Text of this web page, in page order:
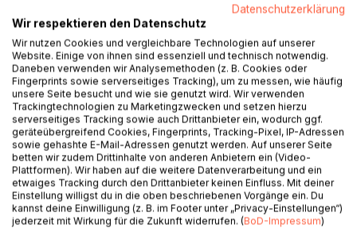
Stell dir vor, du hast Pech! - Zum Glück.
Die Buchhändlerin Elisa ist nicht abergläubisch. Doch seit
sie aus Versehen den attraktiven Schornsteinfeger zu Fall
gebracht hat, geht in ihrem Leben einiges schief. Nachdem
ihr eine Wahrsagerin auf einer vorweihnachtlichen Party
eine tiefschwarze Aura bescheinigt und furchtbares Pech
prophezeit, wird ihr klar: Sie muss den Mann aufsuchen und
ihn um Verzeihung bitten.
Das ist allerdings gar nicht so einfach. Denn der
Schornsteinfeger hat sich über Weihnachten in die
Abgeschiedenheit der Berge zurückgezogen und ist
Datenschutzerklärung
Wir respektieren den Datenschutz
Wir nutzen Cookies und vergleichbare Technologien auf unserer
Website. Einige von ihnen sind essenziell und technisch notwendig.
Daneben verwenden wir Analysemethoden (z. B. Cookies oder
Fingerprints sowie serverseitiges Tracking), um zu messen, wie häufig
unsere Seite besucht und wie sie genutzt wird. Wir verwenden
Trackingtechnologien zu Marketingzwecken und setzen hierzu
serverseitiges Tracking sowie auch Drittanbieter ein, wodurch ggf.
geräteübergreifend Cookies, Fingerprints, Tracking-Pixel, IP-Adressen
sowie gehashte E-Mail-Adressen genutzt werden. Auf unserer Seite
betten wir zudem Drittinhalte von anderen Anbietern ein (Video-
Plattformen). Wir haben auf die weitere Datenverarbeitung und ein
etwaiges Tracking durch den Drittanbieter keinen Einfluss. Mit deiner
Einstellung willigst du in die oben beschriebenen Vorgänge ein. Du
kannst deine Einwilligung (z. B. im Footer unter „Privacy-Einstellungen“)
jederzeit mit Wirkung für die Zukunft widerrufen. (BoD-Impressum)